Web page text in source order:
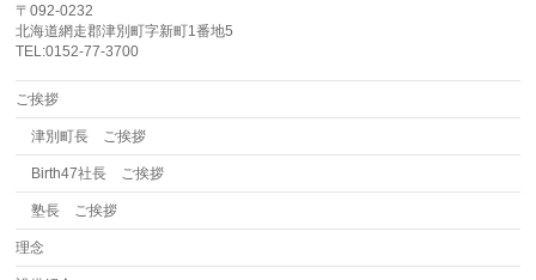
〒092-0232
北海道網走郡津別町字新町1番地5
TEL:0152-77-3700
ご挨拶
津別町長 ご挨拶
Birth47社長 ご挨拶
塾長 ご挨拶
理念